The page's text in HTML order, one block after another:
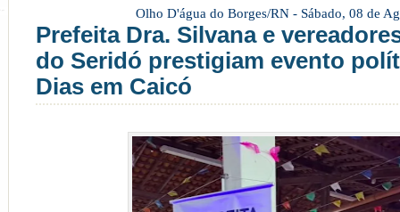
Olho D'água do Borges/RN - Sábado, 08 de
Prefeita Dra. Silvana e
do Seridó prestigiam evento
Dias em Caicó